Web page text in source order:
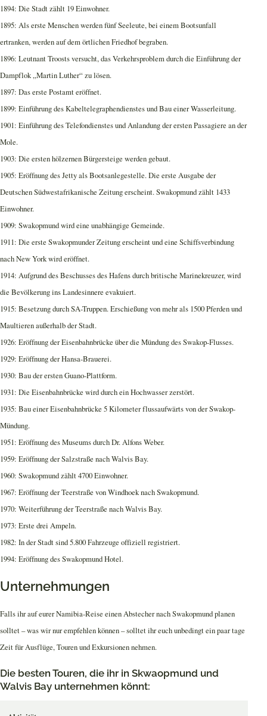
1894: Die Stadt zählt 19 Einwohner.
1895: Als erste Menschen werden fünf Seeleute, bei einem Bootsunfall
ertranken, werden auf dem örtlichen Friedhof begraben.
1896: Leutnant Troosts versucht, das Verkehrsproblem durch die Einführung der
Dampflok „Martin Luther“ zu lösen.
1897: Das erste Postamt eröffnet.
1899: Einführung des Kabeltelegraphendienstes und Bau einer Wasserleitung.
1901: Einführung des Telefondienstes und Anlandung der ersten Passagiere an der
Mole.
1903: Die ersten hölzernen Bürgersteige werden gebaut.
1905: Eröffnung des Jetty als Bootsanlegestelle. Die erste Ausgabe der
Deutschen Südwestafrikanische Zeitung erscheint. Swakopmund zählt 1433
Einwohner.
1909: Swakopmund wird eine unabhängige Gemeinde.
1911: Die erste Swakopmunder Zeitung erscheint und eine Schiffsverbindung
nach New York wird eröffnet.
1914: Aufgrund des Beschusses des Hafens durch britische Marinekreuzer, wird
die Bevölkerung ins Landesinnere evakuiert.
1915: Besetzung durch SA-Truppen. Erschießung von mehr als 1500 Pferden und
Maultieren außerhalb der Stadt.
1926: Eröffnung der Eisenbahnbrücke über die Mündung des Swakop-Flusses.
1929: Eröffnung der Hansa-Brauerei.
1930: Bau der ersten Guano-Plattform.
1931: Die Eisenbahnbrücke wird durch ein Hochwasser zerstört.
1935: Bau einer Eisenbahnbrücke 5 Kilometer flussaufwärts von der Swakop-
Mündung.
1951: Eröffnung des Museums durch Dr. Alfons Weber.
1959: Eröffnung der Salzstraße nach Walvis Bay.
1960: Swakopmund zählt 4700 Einwohner.
1967: Eröffnung der Teerstraße von Windhoek nach Swakopmund.
1970: Weiterführung der Teerstraße nach Walvis Bay.
1973: Erste drei Ampeln.
1982: In der Stadt sind 5.800 Fahrzeuge offiziell registriert.
1994: Eröffnung des Swakopmund Hotel.
Unternehmungen
Falls ihr auf eurer Namibia-Reise einen Abstecher nach Swakopmund planen
solltet – was wir nur empfehlen können – solltet ihr euch unbedingt ein paar tage
Zeit für Ausflüge, Touren und Exkursionen nehmen.
Die besten Touren, die ihr in Skwaopmund und
Walvis Bay unternehmen könnt: